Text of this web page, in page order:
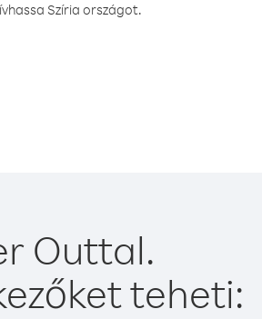
Szíria országot.
Outtal.
teheti: